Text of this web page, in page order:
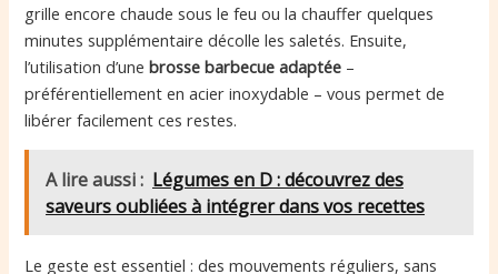
grille encore chaude sous le feu ou la chauffer quelques
minutes supplémentaire décolle les saletés. Ensuite,
l’utilisation d’unebrosse barbecue adaptée –
préférentiellement en acier inoxydable – vous permet de
libérer facilement ces restes.
A lire aussi : Légumes en D : découvrez des
saveurs oubliées à intégrer dans vos recettes
Le geste est essentiel : des mouvements réguliers, sans